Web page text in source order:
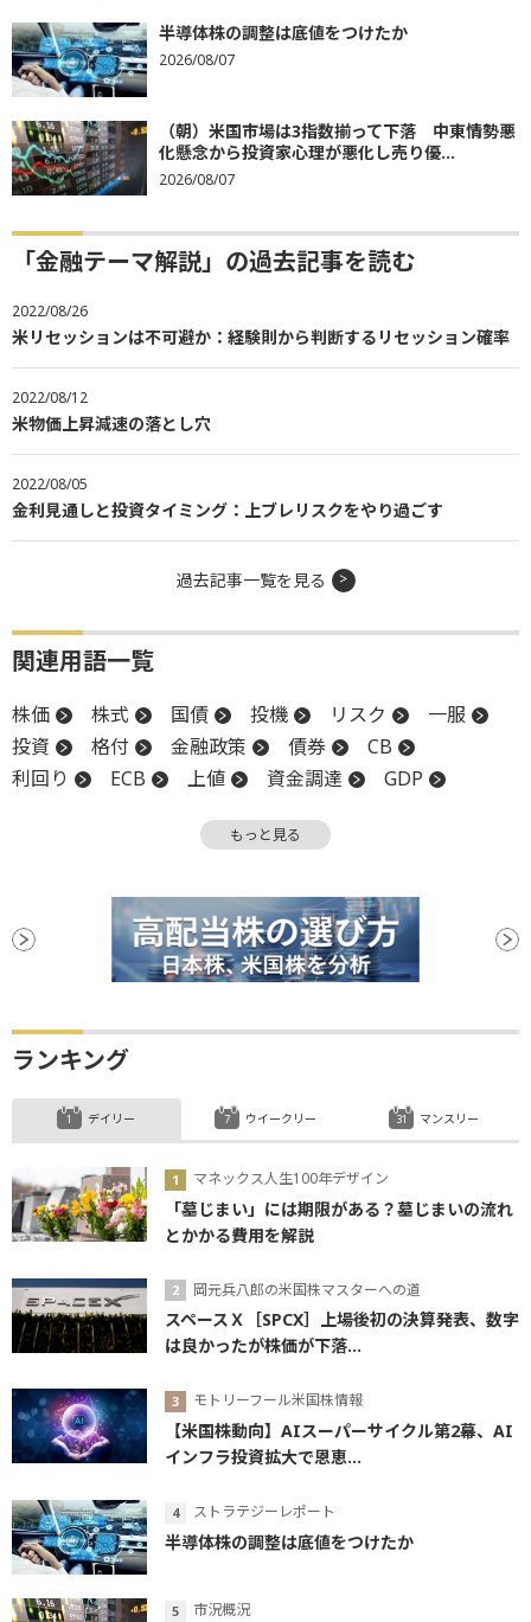
半導体株の調整は底値をつけたか
2026/08/07
（朝）米国市場は3指数揃って下落 中東情勢悪
化懸念から投資家心理が悪化し売り優...
2026/08/07
「金融テーマ解説」の過去記事を読む
2022/08/26
米リセッションは不可避か：経験則から判断するリセッション確率
2022/08/12
米物価上昇減速の落とし穴
2022/08/05
金利見通しと投資タイミング：上ブレリスクをやり過ごす
過去記事一覧を見る
関連用語一覧
株価 株式 国債 投機 リスク
一服
投資
格付 金融政策 債券
CB
利回り
ECB 上値 資金調達
GDP
もっと見る
ランキング
デイリー
マネックス人生100年デザイン
「墓じまい」には期限がある？墓じまいの流れ
とかかる費用を解説
岡元兵八郎の米国株マスターへの道
スペースＸ［SPCX］上場後初の決算発表、数字
は良かったが株価が下落...
モトリーフール米国株情報
【米国株動向】AIスーパーサイクル第2幕、AI
インフラ投資拡大で恩恵...
ストラテジーレポート
半導体株の調整は底値をつけたか
市況概況
ウイークリー マンスリー